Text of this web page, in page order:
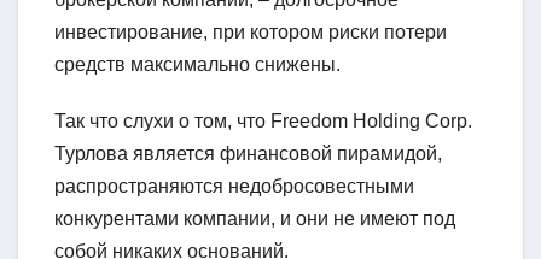
инвестирование, при котором риски потери
средств максимально снижены.
Так что слухи о том, что Freedom Holding Corp.
Турлова является финансовой пирамидой,
распространяются недобросовестными
конкурентами компании, и они не имеют под
собой никаких оснований.